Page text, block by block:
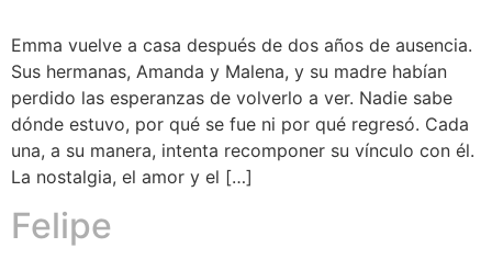
Emma vuelve a casa después de dos años de ausencia.
Sus hermanas, Amanda y Malena, y su madre habían
perdido las esperanzas de volverlo a ver. Nadie sabe
dónde estuvo, por qué se fue ni por qué regresó. Cada
una, a su manera, intenta recomponer su vínculo con él.
La nostalgia, el amor y el […]
Felipe